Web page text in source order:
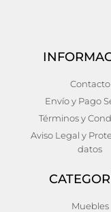
Añadir al carrito
Contacto
Envío y Pago
Términos y
Aviso Legal y
datos
Muebles